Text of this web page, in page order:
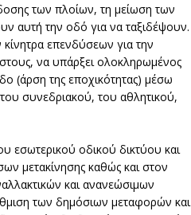
των πλοίων, τη μείωση των
αυτή την οδό για να ταξιδέψουν.
επενδύσεων για την
να υπάρξει ολοκληρωμένος
(άρση της εποχικότητας) μέσω
συνεδριακού, του αθλητικού,
εσωτερικού οδικού δικτύου και
μετακίνησης καθώς και στον
και ανανεώσιμων
των δημόσιων μεταφορών και